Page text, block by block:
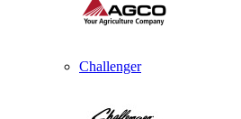
Challenger